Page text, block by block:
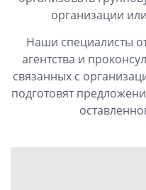
организации
Наши специалисты
агентства и
связанных с
подготовят